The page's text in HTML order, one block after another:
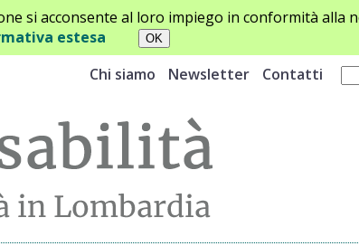
si acconsente al loro impiego in conformità alla
estesa
Chi siamo
Newsletter Contatti